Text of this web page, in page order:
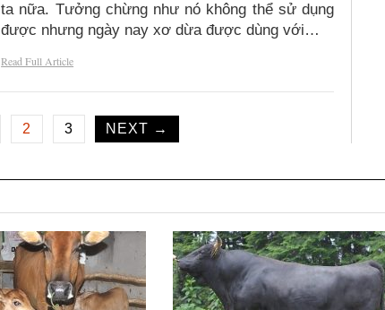
ta nữa. Tưởng chừng như nó không thể sử dụng
được nhưng ngày nay xơ dừa được dùng với…
Read Full Article
2 3 NEXT →